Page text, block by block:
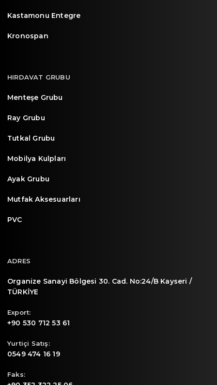
Kastamonu Entegre
Kronospan
HIRDAVAT GRUBU
Menteşe Grubu
Ray Grubu
Tutkal Grubu
Mobilya Kulpları
Ayak Grubu
Mutfak Aksesuarları
PVC
ADRES
Organize Sanayi Bölgesi 30. Cad. No:24/B Kayseri /
TÜRKİYE
Export:
+90 530 712 53 61
Yurtiçi Satış:
0549 474 16 19
Faks: